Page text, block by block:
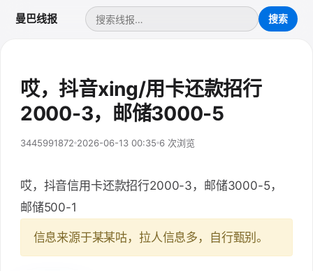
曼巴线报
哎，抖音xing/用卡还款招行
2000-3，邮储3000-5
3445991872 2026-06-13 00:35 6 次浏览
哎，抖音信用卡还款招行2000-3，邮储3000-5，
邮储500-1
信息来源于某某咕，拉人信息多，自行甄别。